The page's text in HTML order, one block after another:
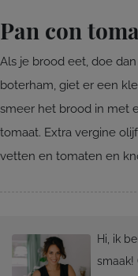
Pan con
Als je brood eet, doe
boterham, giet er een
smeer het brood in met
tomaat. Extra vergine
vetten en tomaten en
Hi, ik
smaak!